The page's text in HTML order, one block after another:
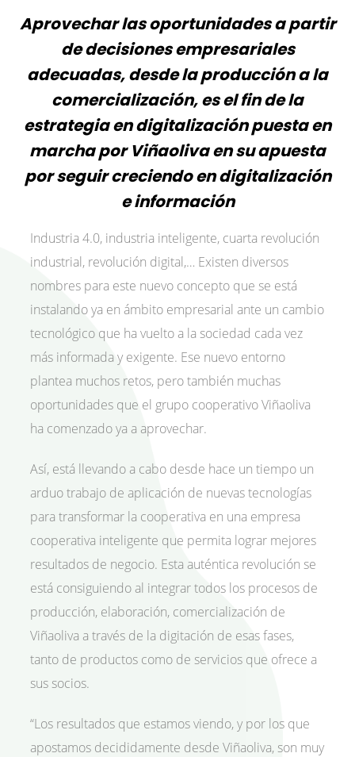
Aprovechar las oportunidades a partir
de decisiones empresariales
adecuadas, desde la producción a la
comercialización, es el fin de la
estrategia en digitalización puesta en
marcha por Viñaoliva en su apuesta
por seguir creciendo en digitalización
e información
Industria 4.0, industria inteligente, cuarta revolución
industrial, revolución digital,… Existen diversos
nombres para este nuevo concepto que se está
instalando ya en ámbito empresarial ante un cambio
tecnológico que ha vuelto a la sociedad cada vez
más informada y exigente. Ese nuevo entorno
plantea muchos retos, pero también muchas
oportunidades que el grupo cooperativo Viñaoliva
ha comenzado ya a aprovechar.
Así, está llevando a cabo desde hace un tiempo un
arduo trabajo de aplicación de nuevas tecnologías
para transformar la cooperativa en una empresa
cooperativa inteligente que permita lograr mejores
resultados de negocio. Esta auténtica revolución se
está consiguiendo al integrar todos los procesos de
producción, elaboración, comercialización de
Viñaoliva a través de la digitación de esas fases,
tanto de productos como de servicios que ofrece a
sus socios.
“Los resultados que estamos viendo, y por los que
apostamos decididamente desde Viñaoliva, son muy